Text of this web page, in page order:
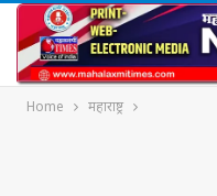
Home महाराष्ट्र